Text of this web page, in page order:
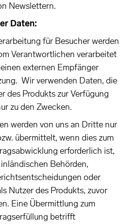
Newslettern.
Daten:
für Besucher werden
Verantwortlichen verarbeitet
externen Empfänger
Wir verwenden Daten, die
des Produkts zur Verfügung
zu den Zwecken.
werden von uns an Dritte nur
übermittelt, wenn dies zum
erforderlich ist,
Behörden,
oder
Nutzer des Produkts, zuvor
Eine Übermittlung zum
betrifft